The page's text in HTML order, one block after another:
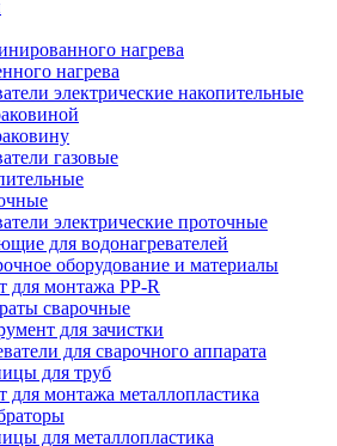
нагрева
нагрева
электрические накопительные
газовые
электрические проточные
для водонагревателей
оборудование и материалы
для монтажа PP-R
сварочные
для зачистки
для сварочного аппарата
для труб
для монтажа металлопластика
для металлопластика